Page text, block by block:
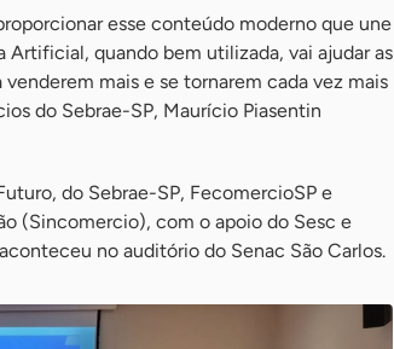
esse conteúdo moderno que une
quando bem utilizada, vai ajudar as
mais e se tornarem cada vez mais
do Sebrae-SP, Maurício Piasentin
do Sebrae-SP, FecomercioSP e
(Sincomercio), com o apoio do Sesc e
no auditório do Senac São Carlos.